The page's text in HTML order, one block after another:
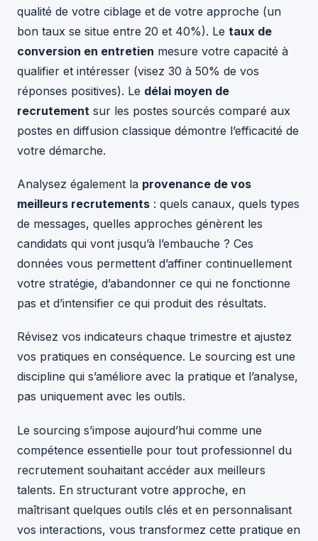
qualité de votre ciblage et de votre approche (un
bon taux se situe entre 20 et 40%). Le taux de
conversion en entretien mesure votre capacité à
qualifier et intéresser (visez 30 à 50% de vos
réponses positives). Le délai moyen de
recrutement sur les postes sourcés comparé aux
postes en diffusion classique démontre l’efficacité de
votre démarche.
Analysez également la provenance de vos
meilleurs recrutements : quels canaux, quels types
de messages, quelles approches génèrent les
candidats qui vont jusqu’à l’embauche ? Ces
données vous permettent d’affiner continuellement
votre stratégie, d’abandonner ce qui ne fonctionne
pas et d’intensifier ce qui produit des résultats.
Révisez vos indicateurs chaque trimestre et ajustez
vos pratiques en conséquence. Le sourcing est une
discipline qui s’améliore avec la pratique et l’analyse,
pas uniquement avec les outils.
Le sourcing s’impose aujourd’hui comme une
compétence essentielle pour tout professionnel du
recrutement souhaitant accéder aux meilleurs
talents. En structurant votre approche, en
maîtrisant quelques outils clés et en personnalisant
vos interactions, vous transformez cette pratique en